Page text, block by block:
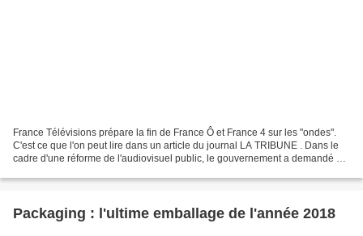
France Télévisions prépare la fin de France Ô et France 4 sur les "ondes".
C'est ce que l'on peut lire dans un article du journal LA TRIBUNE . Dans le
cadre d'une réforme de l'audiovisuel public, le gouvernement a demandé à
Packaging : l'ultime emballage de l'année 2018